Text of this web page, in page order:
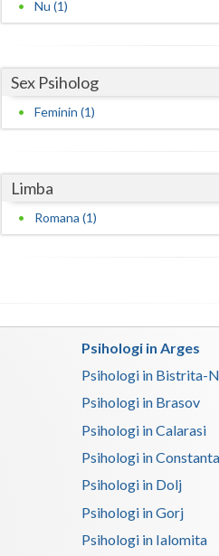
Timis
Valcea
Vaslui
Nu (1)
Sex Psiholog
Feminin (1)
Limba
Romana (1)
Psihologi in Arges
Psihologi in Bistrita-
Psihologi in Brasov
Psihologi in Calarasi
Psihologi in Constanta
Psihologi in Dolj
Psihologi in Gorj
Psihologi in Ialomita